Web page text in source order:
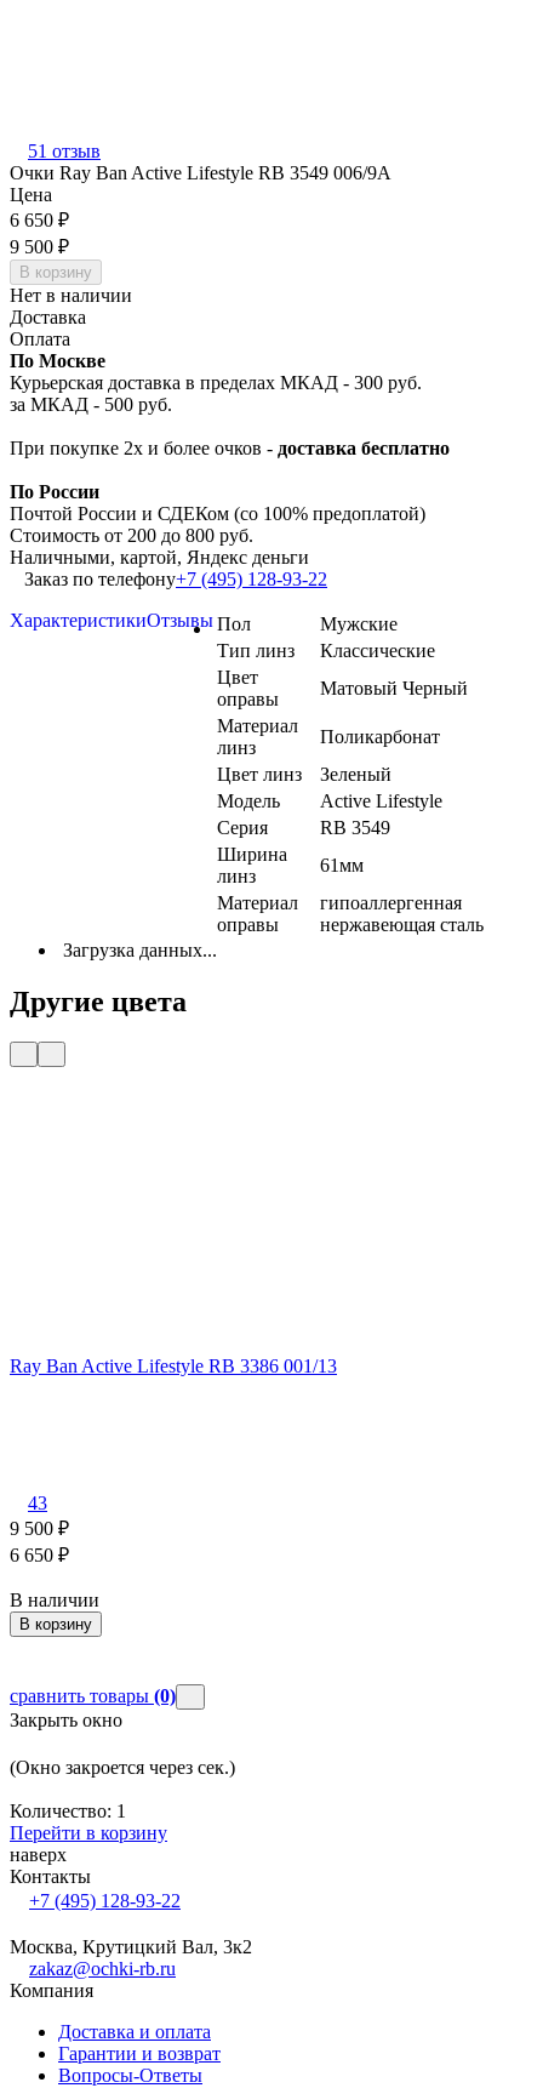
51 отзыв
Очки Ray Ban Active Lifestyle RB 3549 006/9A
Цена
6 650 ₽
9 500 ₽
В корзину
Нет в наличии
Доставка
Оплата
По Москве
Курьерская доставка в пределах МКАД - 300 руб.
за МКАД - 500 руб.
При покупке 2х и более очков - доставка бесплатно
По России
Почтой России и СДЕКом (со 100% предоплатой)
Стоимость от 200 до 800 руб.
Наличными, картой, Яндекс деньги
Заказ по телефону+7 (495) 128-93-22
ХарактеристикиОтзывыПол
Мужские
Тип линз
Классические
Цвет
оправы
Матовый Черный
Материал
линз
Поликарбонат
Цвет линз
Зеленый
Модель
Active Lifestyle
Серия
RB 3549
Ширина
линз
61мм
Материал
оправы
гипоаллергенная
нержавеющая сталь
Загрузка данных...
Другие цвета
Ray Ban Active Lifestyle RB 3386 001/13
43
9 500 ₽
6 650 ₽
В наличии
В корзину
сравнить товары (0)
Закрыть окно
(Окно закроется через сек.)
Количество: 1
Перейти в корзину
наверх
Контакты
+7 (495) 128-93-22
Москва, Крутицкий Вал, 3к2
zakaz@ochki-rb.ru
Компания
Доставка и оплата
Гарантии и возврат
Вопросы-Ответы